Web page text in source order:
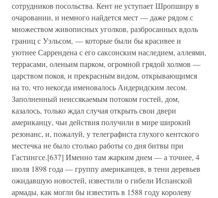
сотрудников посольства. Кент не уступает Шропширу в
очаровании, и немного найдется мест — даже рядом с
множеством живописных уголков, разбросанных вдоль
границ с Уэльсом, — которые были бы красивее и
уютнее Саррендена с его саксонским наследием, аллеями,
террасами, оленьим парком, огромной грядой холмов —
царством покоя, и прекрасным видом, открывающимся
на то, что некогда именовалось Андеридским лесом.
Заполненный неиссякаемым потоком гостей, дом,
казалось, только ждал случая открыть свои двери
американцу, чьи действия получили в мире широкий
резонанс, и, пожалуй, у телеграфиста глухого кентского
местечка не было столько работы со дня битвы при
Гастингсе.[637] Именно там жарким днем — а точнее, 4
июля 1898 года — группу американцев, в тени деревьев
ожидавшую новостей, известили о гибели Испанской
армады, как могли бы известить в 1588 году королеву